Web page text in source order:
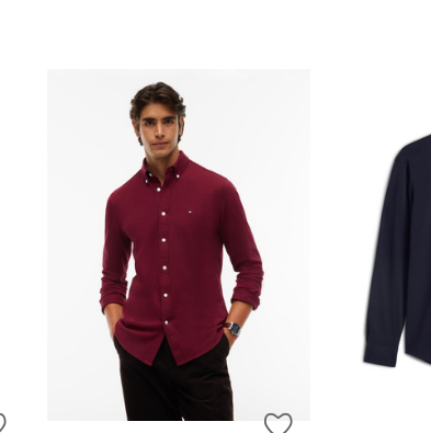
ZUR WUNSCHLISTE HINZUFÜGEN ZUR